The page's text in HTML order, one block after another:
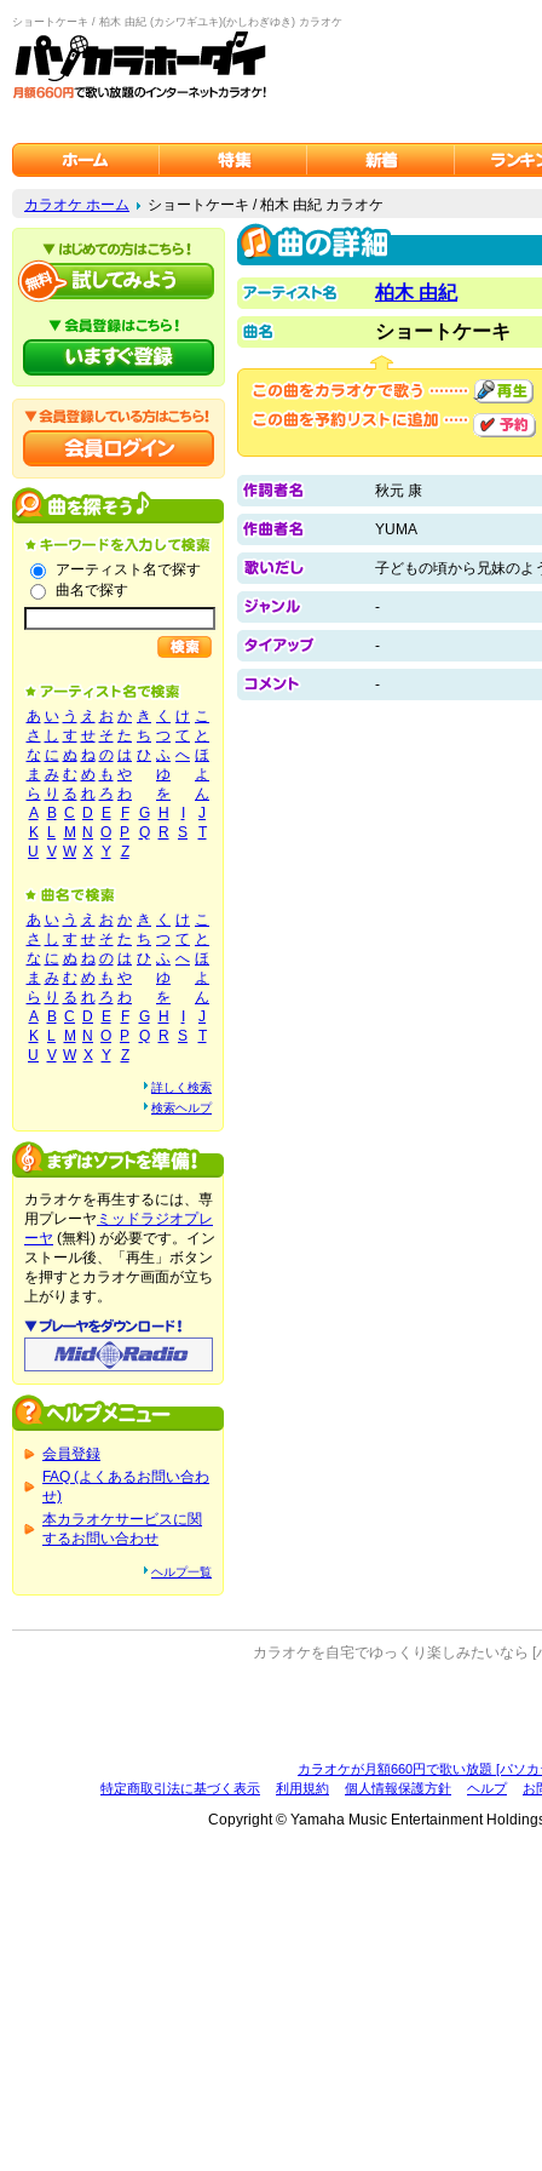
ショートケーキ / 柏木 由紀 (カシワギユキ)(かしわぎゆき) カラオケ
カラオケ ホーム ショートケーキ / 柏木 由紀 カラオケ
アーティスト名で探す
曲名で探す
あ い う え お か き く け こ
さ し す せ そ た ち つ て と
な に ぬ ね の は ひ ふ へ ほ
ま み む め も や ゆ
よ
ら り る れ ろ わ を
ん
A
B C D E F G H
J
K
L M N O P Q R S
T
U V W X Y Z
あ い う え お か き く け こ
さ し す せ そ た ち つ て と
な に ぬ ね の は ひ ふ へ ほ
ま み む め も や ゆ
よ
ら り る れ ろ わ を
ん
A
B C D E F G H
J
K
L M N O P Q R S
T
U V W X Y Z
詳しく検索
検索ヘルプ
カラオケを再生するには、専
用プレーヤ ミッドラジオプレ
ーヤ (無料) が必要です。イン
ストール後、「再生」ボタン
を押すとカラオケ画面が立ち
上がります。
会員登録
FAQ (よくあるお問い合わ
せ)
本カラオケサービスに関
するお問い合わせ
ヘルプ一覧
柏木 由紀
ショートケーキ
秋元 康
YUMA
子どもの頃から兄妹のよ
-
-
-
カラオケを自宅でゆっくり楽しみたいなら [
カラオケが月額660円で歌い放題 [パソ
特定商取引法に基づく表示
利用規約 個人情報保護方針 ヘルプ お
Copyright © Yamaha Music Entertainment